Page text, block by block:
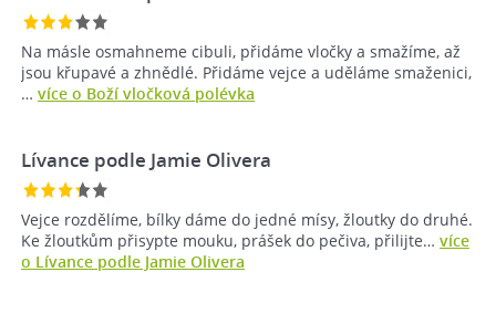
Na másle osmahneme cibuli, přidáme vločky a smažíme, až
jsou křupavé a zhnědlé. Přidáme vejce a uděláme smaženici,
… více o Boží vločková polévka
Lívance podle Jamie Olivera
Vejce rozdělíme, bílky dáme do jedné mísy, žloutky do druhé.
Ke žloutkům přisypte mouku, prášek do pečiva, přilijte… více
o Lívance podle Jamie Olivera